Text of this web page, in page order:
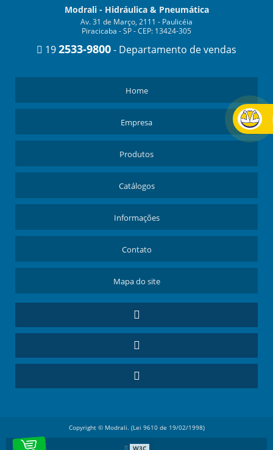
TAKARADA REFORÇADA EATON
TAKARADA REFORÇADA IVECO
TAKARADA REFORÇADA SCANIA
Modrali - Hidráulica & Pneumática
Av. 31 de Março, 2111 - Paulicéia
Piracicaba - SP - CEP: 13424-305
192533-9800- Departamento de vendas
Home
Empresa
Produtos
Catálogos
Informações
Contato
Mapa do site
Copyright © Modrali. (Lei 9610 de 19/02/1998)
W3C